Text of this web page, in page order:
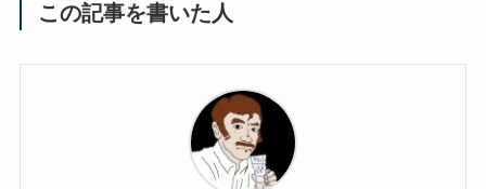
この記事を書いた人